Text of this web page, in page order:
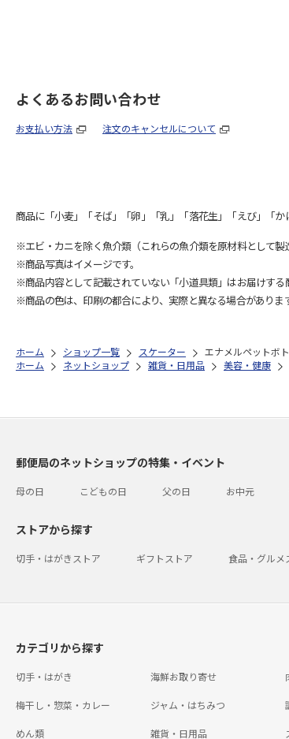
よくあるお問い合わせ
お支払い方法 注文のキャンセルについて
商品に「小麦」「そば」「卵」「乳」「落花生」「えび」「
※エビ・カニを除く魚介類（これらの魚介類を原材料として
※商品写真はイメージです。
※商品内容として記載されていない「小道具類」はお届けする
※商品の色は、印刷の都合により、実際と異なる場合がありま
ホーム ショップ一覧 スケーター
エナメルペットボ
ホーム
ネットショップ 雑貨・日用品 美容・健康
郵便局のネットショップの特集・イベント
母の日 こどもの日 父の日 お中元
ストアから探す
切手・はがきストア ギフトストア 食品・グルメ
カテゴリから探す
切手・はがき 海鮮お取り寄せ
梅干し・惣菜・カレー ジャム・はちみつ
めん類 雑貨・日用品